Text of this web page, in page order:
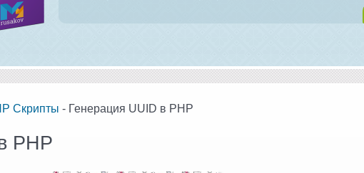
Скрипты - Генерация UUID в PHP
PHP